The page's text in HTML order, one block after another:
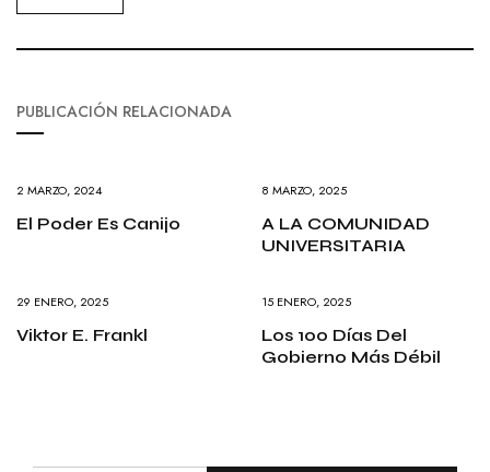
PUBLICACIÓN RELACIONADA
2 MARZO, 2024
El Poder Es Canijo
8 MARZO, 2025
A LA COMUNIDAD
UNIVERSITARIA
29 ENERO, 2025
Viktor E. Frankl
15 ENERO, 2025
Los 100 Días Del
Gobierno Más Débil